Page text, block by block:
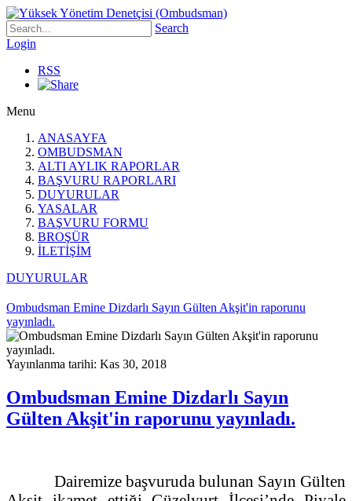
Search
Login
RSS
Menu
ANASAYFA
OMBUDSMAN
ALTI AYLIK RAPORLAR
BAŞVURU RAPORLARI
DUYURULAR
YASALAR
BAŞVURU FORMU
BROŞÜR
İLETİŞİM
DUYURULAR
Ombudsman Emine Dizdarlı Sayın Gülten Akşit'in raporunu
yayınladı.
Yayınlanma tarihi: Kas 30, 2018
Ombudsman Emine Dizdarlı Sayın
Gülten Akşit'in raporunu yayınladı.
Dairemize başvuruda bulunan Sayın Gülten